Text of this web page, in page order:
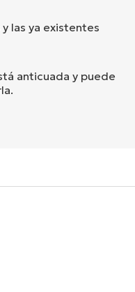
las ya existentes
anticuada y puede